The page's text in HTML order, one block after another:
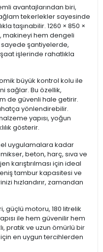
avantajlarından biri,
tekerlekler sayesinde
taşınabilir. 1260 × 850 ×
makineyi hem dengeli
sayede şantiyelerde,
işlerinde rahatlıkla
büyük kontrol kolu ile
sağlar. Bu özellik,
de güvenli hale getirir.
yönlendirebilir.
yapısı, yoğun
gösterir.
uygulamalara kadar
beton, harç, sıva ve
karıştırılması için ideal
tambur kapasitesi ve
hızlandırır, zamandan
güçlü motoru, 180 litrelik
ile hem güvenilir hem
pratik ve uzun ömürlü bir
en uygun tercihlerden